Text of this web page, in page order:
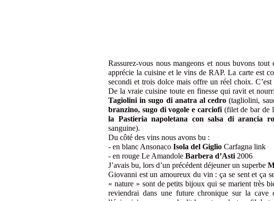
Rassurez-vous nous mangeons et nous buvons
apprécie la cuisine et le vins de RAP. La carte est
secondi et trois dolce mais offre un réel choix.
De la vraie cuisine toute en finesse qui ravit et
Tagiolini in sugo di anatra al cedro (tagliolini,
branzino, sugo di vogole e carciofi(filet de bar de
la Pastieria napoletana con salsa di arancia
sanguine).
Du côté des vins nous avons bu :
- en blanc Ansonaco Isola del Giglio Carfagna link
- en rouge Le Amandole Barbera d’Asti 2006
J’avais bu, lors d’un précédent déjeuner un superbe
Giovanni est un amoureux du vin : ça se sent et ça
« nature » sont de petits bijoux qui se marient très
reviendrai dans une future chronique sur la